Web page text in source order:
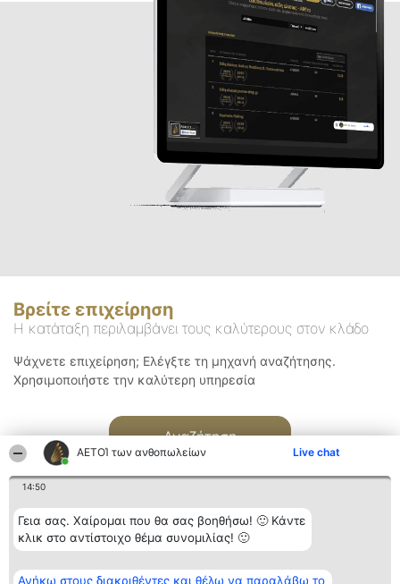
ΑΕΤΟΊ των ανθοπωλείων Live chat
14:50
Γεια σας. Χαίρομαι που θα σας βοηθήσω! 🙂 Κάντε
κλικ στο αντίστοιχο θέμα συνομιλίας! 🙂
Ανήκω στους διακριθέντες και θέλω να παραλάβω το
Βρείτε επιχείρηση
Η κατάταξη περιλαμβάνει τους καλύτερους στον κλάδο
Ψάχνετε επιχείρηση; Ελέγξτε τη μηχανή αναζήτησης.
Χρησιμοποιήστε την καλύτερη υπηρεσία
Αναζήτηση
Διοργανωτής της
κατάταξης
Κατάταξη
Διακριθέντες
Επικοινωνία
Επικοινωνία